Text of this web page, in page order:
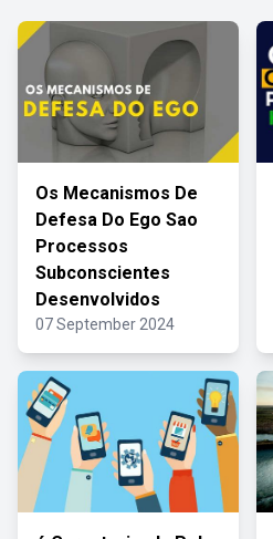
Os Mecanismos De
Defesa Do Ego Sao
Processos
Subconscientes
Desenvolvidos
07 September 2024